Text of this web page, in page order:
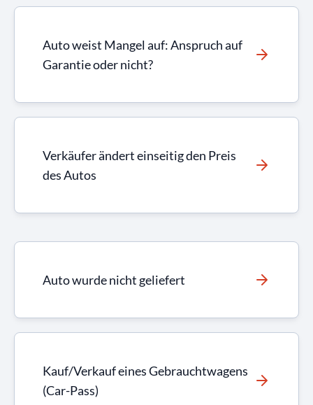
Auto weist Mangel auf: Anspruch auf
Garantie oder nicht?
Verkäufer ändert einseitig den Preis
des Autos
Auto wurde nicht geliefert
Kauf/Verkauf eines Gebrauchtwagens
(Car-Pass)